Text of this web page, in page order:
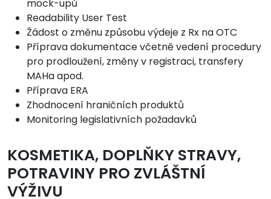
mock-upů
Readability User Test
Žádost o změnu způsobu výdeje z Rx na OTC
Příprava dokumentace včetně vedení procedury
pro prodloužení, změny v registraci, transfery
MAHa apod.
Příprava ERA
Zhodnocení hraničních produktů
Monitoring legislativních požadavků
KOSMETIKA, DOPLŇKY STRAVY,
POTRAVINY PRO ZVLÁŠTNÍ
VÝŽIVU